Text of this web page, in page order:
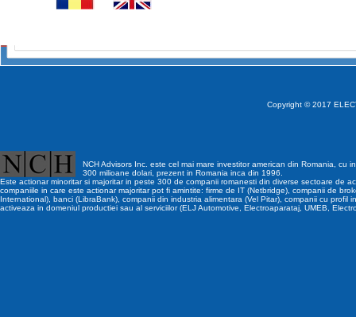
Copyright © 2017
NCH Advisors Inc. este cel mai mare investitor american din Romania, cu
300 milioane dolari, prezent in Romania inca din 1996.
Este actionar minoritar si majoritar in peste 300 de companii romanesti din diverse sectoare de
companiile in care este actionar majoritar pot fi amintite: firme de IT (Netbridge), companii de
International), banci (LibraBank), companii din industria alimentara (Vel Pitar), companii cu profil
activeaza in domeniul productiei sau al serviciilor (ELJ Automotive, Electroaparataj, UMEB,